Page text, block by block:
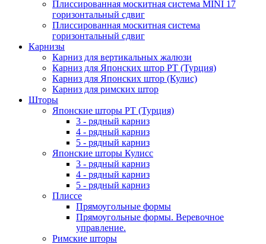
Плиссированная москитная система MINI 17
горизонтальный сдвиг
Плиссированная москитная система
горизонтальный сдвиг
Карнизы
Карниз для вертикальных жалюзи
Карниз для Японских штор РТ (Турция)
Карниз для Японских штор (Кулис)
Карниз для римских штор
Шторы
Японские шторы РТ (Турция)
3 - рядный карниз
4 - рядный карниз
5 - рядный карниз
Японские шторы Кулисс
3 - рядный карниз
4 - рядный карниз
5 - рядный карниз
Плиссе
Прямоугольные формы
Прямоугольные формы. Веревочное
управление.
Римские шторы